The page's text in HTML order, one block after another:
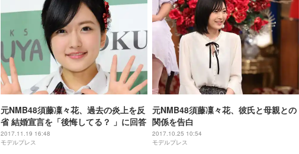
元NMB48須藤凜々花、過去の炎上を反
省 結婚宣言を「後悔してる？ 」に回答
2017.11.19 16:48
モデルプレス
元NMB48須藤凜々花、彼氏と母親との
関係を告白
2017.10.25 10:54
モデルプレス